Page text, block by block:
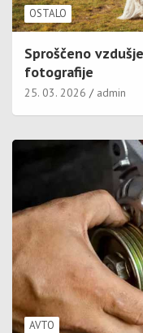
OSTALO
Sproščeno
fotografije
25. 03. 2026 admin
AVTO